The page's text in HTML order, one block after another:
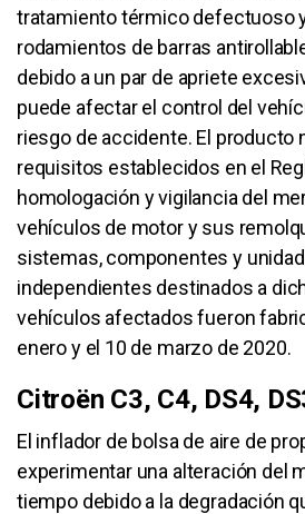
tratamiento térmico defectuoso
rodamientos de barras
debido a un par de apriete
puede afectar el control del
riesgo de accidente. El producto
requisitos establecidos en el
homologación y vigilancia del
vehículos de motor y sus
sistemas, componentes y
independientes destinados a
vehículos afectados fueron
enero y el 10 de marzo de 2020.
Citroën C3, C4, DS4,
El inflador de bolsa de aire de
experimentar una alteración del
tiempo debido a la degradación